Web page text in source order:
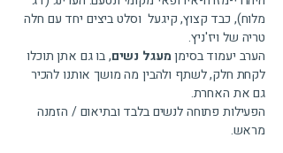
מלוח), כבד קצוץ, קיגעל וסלט ביצים יחד עם חלה
טריה של ויז'ניץ.
הערב יעמוד בסימןמעגל נשים, בו גם אתן תוכלו
לקחת חלק, לשתף ולהבין מה מושך אותנו להכיר
גם את האחרת.
הפעילות פתוחה לנשים בלבד ובתיאום / הזמנה
מראש.